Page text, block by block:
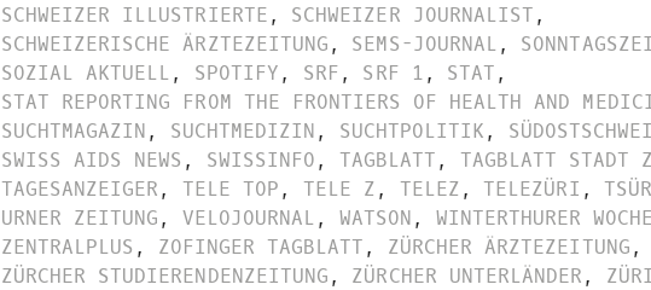
SCHWEIZER ILLUSTRIERTE, SCHWEIZER JOURNALIST,
SCHWEIZERISCHE ÄRZTEZEITUNG, SEMS-JOURNAL,
SOZIAL AKTUELL, SPOTIFY, SRF, SRF 1, STAT,
STAT REPORTING FROM THE FRONTIERS OF HEALTH AND
SUCHTMAGAZIN, SUCHTMEDIZIN, SUCHTPOLITIK,
SWISS AIDS NEWS , SWISSINFO, TAGBLATT, TAGBLATT STADT
TAGESANZEIGER, TELE TOP, TELE Z, TELEZ, TELEZÜRI ,
URNER ZEITUNG, VELOJOURNAL, WATSON, WINTERTHURER WOCHE
ZENTRALPLUS , ZOFINGER TAGBLATT, ZÜRCHER ÄRZTEZEITUNG,
ZÜRCHER STUDIERENDENZEITUNG, ZÜRCHER UNTERLÄNDER,